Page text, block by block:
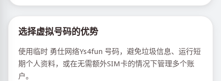
选择虚拟号码的优势
使用临时 勇仕网络Ys4fun 号码，避免垃圾信息、运行短
期个人资料，或在无需额外SIM卡的情况下管理多个账
户。